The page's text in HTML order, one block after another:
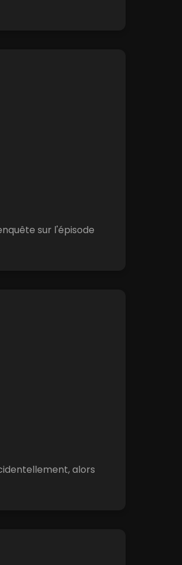
sur l'épisode
alors